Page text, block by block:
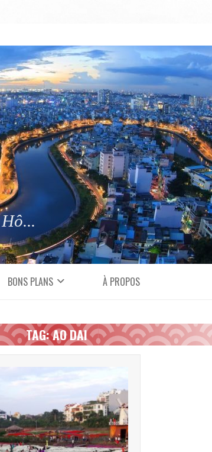
BONS PLANS À PROPOS
TAG: AO DAI